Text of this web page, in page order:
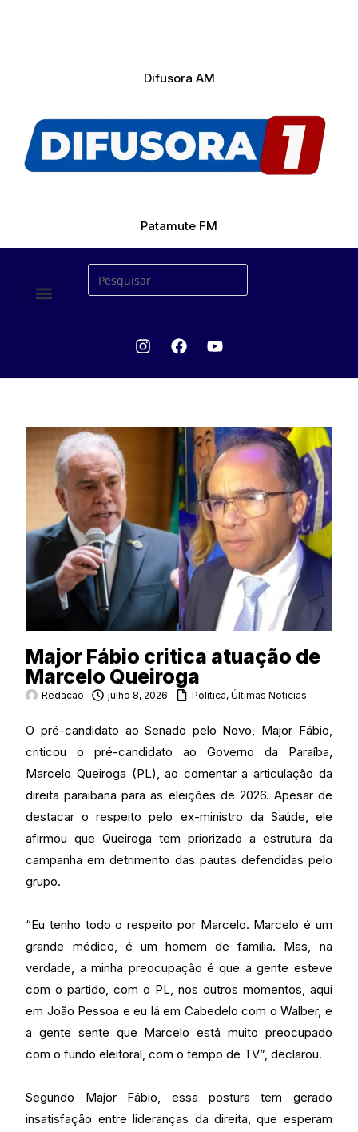
Difusora AM
Patamute FM
Major Fábio critica atuação de
Marcelo Queiroga
Redacao julho 8, 2026 Política,Últimas Noticias
O pré-candidato ao Senado pelo Novo, Major Fábio,
criticou o pré-candidato ao Governo da Paraíba,
Marcelo Queiroga (PL), ao comentar a articulação da
direita paraibana para as eleições de 2026. Apesar de
destacar o respeito pelo ex-ministro da Saúde, ele
afirmou que Queiroga tem priorizado a estrutura da
campanha em detrimento das pautas defendidas pelo
grupo.
“Eu tenho todo o respeito por Marcelo. Marcelo é um
grande médico, é um homem de família. Mas, na
verdade, a minha preocupação é que a gente esteve
com o partido, com o PL, nos outros momentos, aqui
em João Pessoa e eu lá em Cabedelo com o Walber, e
a gente sente que Marcelo está muito preocupado
com o fundo eleitoral, com o tempo de TV”, declarou.
Segundo Major Fábio, essa postura tem gerado
insatisfação entre lideranças da direita, que esperam